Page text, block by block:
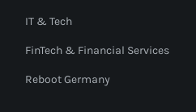
IT & Tech
FinTech & Financial Services
Reboot Germany